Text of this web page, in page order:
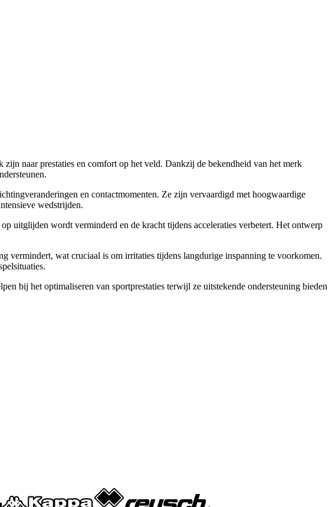
naar prestaties en comfort op het veld. Dankzij de bekendheid van het merk
en contactmomenten. Ze zijn vervaardigd met hoogwaardige
wedstrijden.
uitglijden wordt verminderd en de kracht tijdens acceleraties verbetert. Het ontwerp
vermindert, wat cruciaal is om irritaties tijdens langdurige inspanning te voorkomen.
bij het optimaliseren van sportprestaties terwijl ze uitstekende ondersteuning bieden